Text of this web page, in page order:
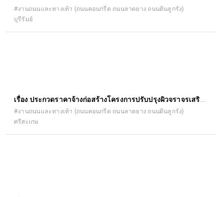
คอนกรีตเสริมเหล็ก พร้อมบ่อพักคอนกรีตเสริมเหล็ก บ้าน หนอง
ยาง หมู่ที่ ๒๐ ซอยหนองยาง-หนองปรือ ด้วยวิธีประกวดราคา
อิเล็กทรอนิกส์ (e-bidding)
#งานถนนและทางเท้า (ถนนคอนกรีต ถนนลาดยาง ถนนดินลูกรัง)
บุรีรัมย์
เรื่อง ประกวดราคาจ้างก่อสร้างโครงการปรับปรุงผิวจราจรเสริม
ผิวแอสฟัลท์ติกคอนกรีต สายบ้านผักแพว หมู่ที่ ๑ ไปบ้านสวนอ้อย
หมู่ที่ ๘ ตำบลผักแพว อำเภอกันทรารมย์ จังหวัดศรีสะเกษ ด้วยวิธี
ประกวดราคาอิเล็กทรอนิกส์ (e-bidding)
#งานถนนและทางเท้า (ถนนคอนกรีต ถนนลาดยาง ถนนดินลูกรัง)
ศรีสะเกษ